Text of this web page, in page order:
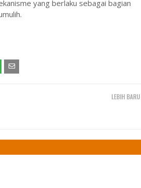
yang berlaku sebagai bagian
LEBIH BARU